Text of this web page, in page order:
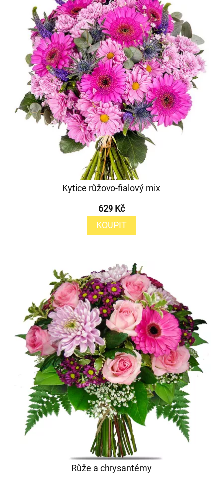
Kytice růžovo-fialový mix
629 Kč
KOUPIT
Růže a chrysantémy